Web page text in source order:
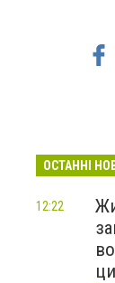
ОСТАННІ
12:22